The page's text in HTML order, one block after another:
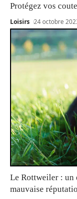
Protégez vos
Loisirs 24 octobre
Le Rottweiler : un
mauvaise